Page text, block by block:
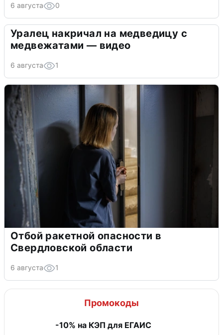
6 августа 0
Уралец накричал на медведицу с
медвежатами — видео
6 августа 1
Отбой ракетной опасности в
Свердловской области
6 августа 1
Промокоды
-10% на КЭП для ЕГАИС